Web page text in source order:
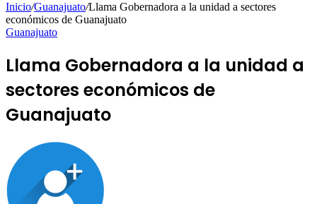
Inicio/Guanajuato/Llama Gobernadora a la unidad a sectores
económicos de Guanajuato
Guanajuato
Llama Gobernadora a la unidad a
sectores económicos de
Guanajuato